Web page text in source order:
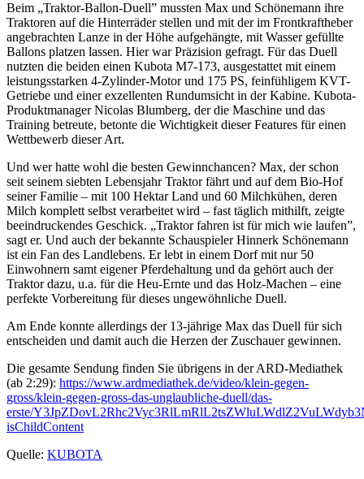
Beim „Traktor-Ballon-Duell” mussten Max und Schönemann ihre
Traktoren auf die Hinterräder stellen und mit der im Frontkraftheber
angebrachten Lanze in der Höhe aufgehängte, mit Wasser gefüllte
Ballons platzen lassen. Hier war Präzision gefragt. Für das Duell
nutzten die beiden einen Kubota M7-173, ausgestattet mit einem
leistungsstarken 4-Zylinder-Motor und 175 PS, feinfühligem KVT-
Getriebe und einer exzellenten Rundumsicht in der Kabine. Kubota-
Produktmanager Nicolas Blumberg, der die Maschine und das
Training betreute, betonte die Wichtigkeit dieser Features für einen
Wettbewerb dieser Art.
Und wer hatte wohl die besten Gewinnchancen? Max, der schon
seit seinem siebten Lebensjahr Traktor fährt und auf dem Bio-Hof
seiner Familie – mit 100 Hektar Land und 60 Milchkühen, deren
Milch komplett selbst verarbeitet wird – fast täglich mithilft, zeigte
beeindruckendes Geschick. „Traktor fahren ist für mich wie laufen”,
sagt er. Und auch der bekannte Schauspieler Hinnerk Schönemann
ist ein Fan des Landlebens. Er lebt in einem Dorf mit nur 50
Einwohnern samt eigener Pferdehaltung und da gehört auch der
Traktor dazu, u.a. für die Heu-Ernte und das Holz-Machen – eine
perfekte Vorbereitung für dieses ungewöhnliche Duell.
Am Ende konnte allerdings der 13-jährige Max das Duell für sich
entscheiden und damit auch die Herzen der Zuschauer gewinnen.
Die gesamte Sendung finden Sie übrigens in der ARD-Mediathek
(ab 2:29): https://www.ardmediathek.de/video/klein-gegen-
gross/klein-gegen-gross-das-unglaubliche-duell/das-
erste/
isChildContent
Quelle: KUBOTA